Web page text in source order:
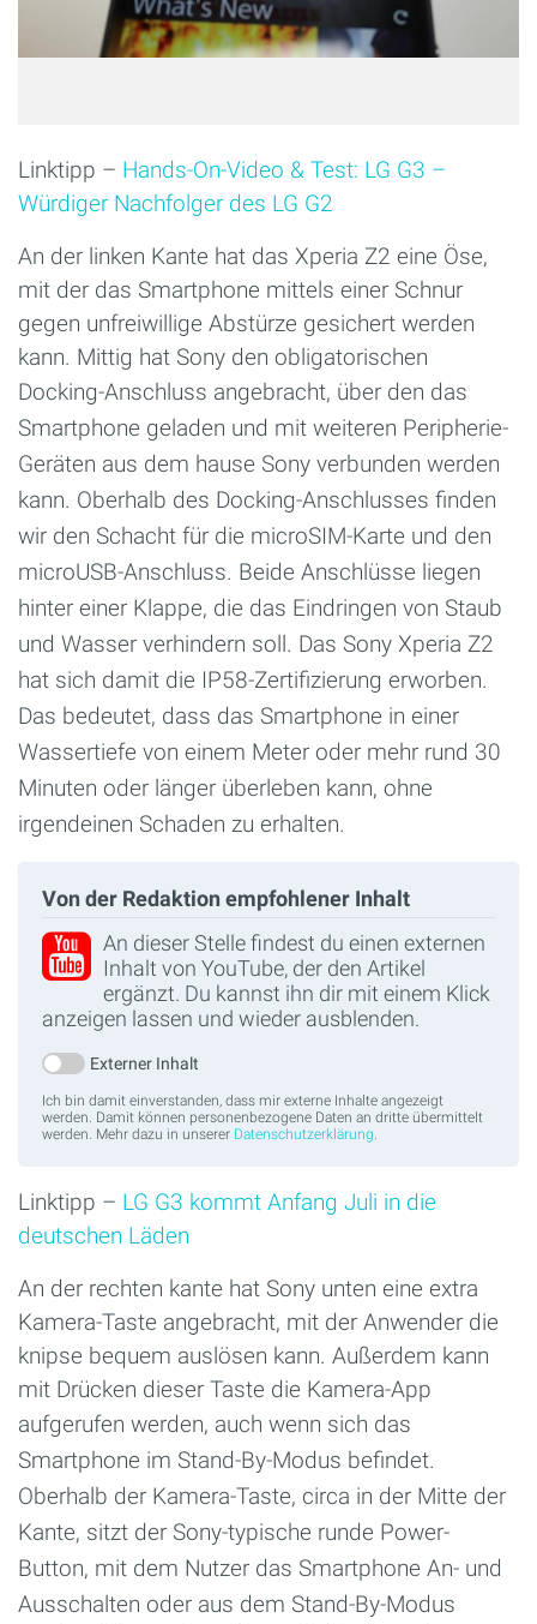
Linktipp – Hands-On-Video & Test: LG G3 –
Würdiger Nachfolger des LG G2
An der linken Kante hat das Xperia Z2 eine Öse,
mit der das Smartphone mittels einer Schnur
gegen unfreiwillige Abstürze gesichert werden
kann. Mittig hat Sony den obligatorischen
Docking-Anschluss angebracht, über den das
Smartphone geladen und mit weiteren Peripherie-
Geräten aus dem hause Sony verbunden werden
kann. Oberhalb des Docking-Anschlusses finden
wir den Schacht für die microSIM-Karte und den
microUSB-Anschluss. Beide Anschlüsse liegen
hinter einer Klappe, die das Eindringen von Staub
und Wasser verhindern soll. Das Sony Xperia Z2
hat sich damit die IP58-Zertifizierung erworben.
Das bedeutet, dass das Smartphone in einer
Wassertiefe von einem Meter oder mehr rund 30
Minuten oder länger überleben kann, ohne
irgendeinen Schaden zu erhalten.
Von der Redaktion empfohlener Inhalt
An dieser Stelle findest du einen externen
Inhalt von YouTube, der den Artikel
ergänzt. Du kannst ihn dir mit einem Klick
anzeigen lassen und wieder ausblenden.
Externer Inhalt
Ich bin damit einverstanden, dass mir externe Inhalte angezeigt
werden. Damit können personenbezogene Daten an dritte übermittelt
werden. Mehr dazu in unserer Datenschutzerklärung
Linktipp – LG G3 kommt Anfang Juli in die
deutschen Läden
An der rechten kante hat Sony unten eine extra
Kamera-Taste angebracht, mit der Anwender die
knipse bequem auslösen kann. Außerdem kann
mit Drücken dieser Taste die Kamera-App
aufgerufen werden, auch wenn sich das
Smartphone im Stand-By-Modus befindet.
Oberhalb der Kamera-Taste, circa in der Mitte der
Kante, sitzt der Sony-typische runde Power-
Button, mit dem Nutzer das Smartphone An- und
Ausschalten oder aus dem Stand-By-Modus